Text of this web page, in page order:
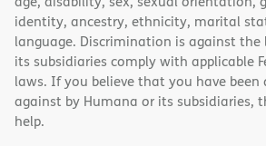
identity, ancestry, ethnicity, marital
language. Discrimination is against
its subsidiaries comply with applicable
laws. If you believe that you have been
against by Humana or its subsidiaries,
help.